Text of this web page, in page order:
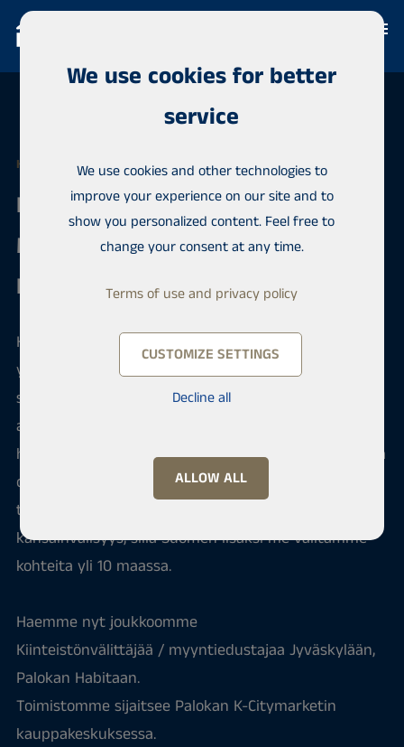
HABITA PALOKKA-JYVÄSKYLÄ
Real Estate Agent /
Myyntiedustaja /
Kiinteistönvälittäjä
Habita on mutkattomasti toimiva, Suomen suurin
yksityinen kiinteistönvälittäjä. Tarjoamme sinulle
sitoutuneet kollegat aina Turusta Kittilään sekä
ainutlaatuisen menetelmän kouluttautua
habitalaiseksi. Meille habitalaisuus tarkoittaa yhteistä
onnistumista sekä tinkimättömän tavoitteellista
työotetta. Sokerina pohjalla on yrityksemme
kansainvälisyys, sillä Suomen lisäksi me välitämme
kohteita yli 10 maassa.
Haemme nyt joukkoomme
Kiinteistönvälittäjää / myyntiedustajaa Jyväskylään,
Palokan Habitaan.
Toimistomme sijaitsee Palokan K-Citymarketin
kauppakeskuksessa.
We use cookies for better
service
We use cookies and other technologies to
improve your experience on our site and to
show you personalized content. Feel free to
change your consent at any time.
Terms of use and privacy policy
CUSTOMIZE SETTINGS
Decline all
ALLOW ALL